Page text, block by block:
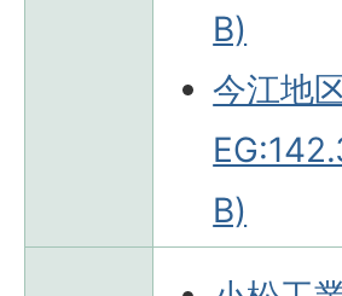
B)
今江地
B)